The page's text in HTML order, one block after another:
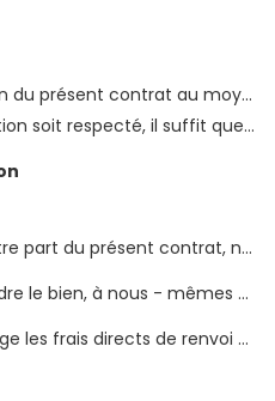
la poste, télécopie ou courrier électronique). Vous pouvez utiliser le modèle de formulaire de rétractation (téléhargeable
relative à l’exercice du droit de rétractation avant l’expiration du délai de rétractation.
au remboursement en utilisant le même moyen de paiement que celui que vous aurez utilisé pour la transaction initiale, sauf si vous convenez expressément d’un moyen différent; en tout état de cause, ce remboursement n’occasionnera pas de frais pour vous. Nous pouvons différer le remboursement jusqu’à ce que nous ayons reçu le bien ou jusqu’à ce que vous ayez fourni une preuve d’expédition du bien, la date retenue étant celle du premier de ces faits.
Vous devrez renvoyer ou rendre le bien, à nous - mêmes MECA-EXPRESS 262 chemin de l'Ombre 74330 POISY sans retard excessif et, en tout état de cause, au plus tard quatorze jours après que vous nous aurez communiqué votre décision de rétractation du présent contrat. Ce délai est r éputé respecté si vous renvoyez le bien avant l’expiration du délai de quatorze jours.
Vous devrez prendre en charge les frais directs de renvoi du bien.